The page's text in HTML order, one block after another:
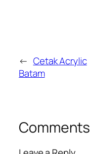
← Cetak Acrylic
Batam
Comments